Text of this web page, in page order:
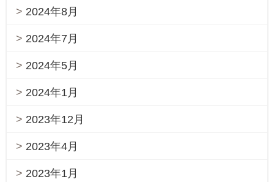
2024年8月
2024年7月
2024年5月
2024年1月
2023年12月
2023年4月
2023年1月